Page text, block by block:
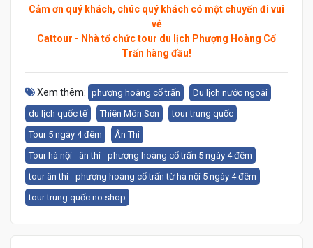
Cảm ơn quý khách, chúc quý khách có một chuyến đi vui
vẻ
Cattour - Nhà tổ chức tour du lịch Phượng Hoàng Cổ
Trấn hàng đầu!
Xem thêm: phượng hoàng cổ trấn
Du lịch nước ngoài
du lịch quốc tế
Thiên Môn Sơn
tour trung quốc
Tour 5 ngày 4 đêm
Ân Thi
Tour hà nội - ân thi - phượng hoàng cổ trấn 5 ngày 4 đêm
tour ân thi - phượng hoàng cổ trấn từ hà nội 5 ngày 4 đêm
tour trung quốc no shop